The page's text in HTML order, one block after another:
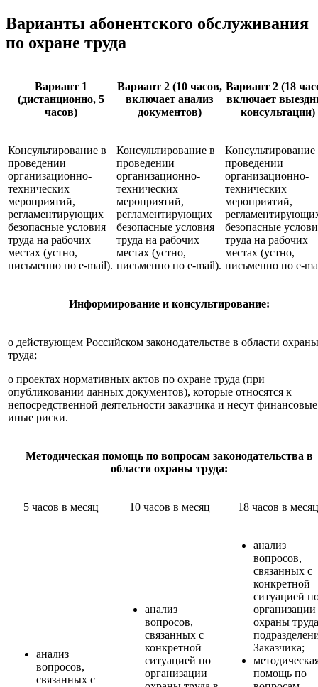
Варианты абонентского обслуживания
по охране труда
Вариант 1
(дистанционно, 5
часов)
Вариант 2 (10 часов,
включает анализ
документов)
Вариант 2 (18
включает
консультации)
Консультирование в
проведении
организационно-
технических
мероприятий,
регламентирующих
безопасные условия
труда на рабочих
местах (устно,
письменно по e-mail).
Консультирование в
проведении
организационно-
технических
мероприятий,
регламентирующих
безопасные условия
труда на рабочих
местах (устно,
письменно по e-mail).
Консультирование
проведении
организационно-
технических
мероприятий,
безопасные
труда на рабочих
местах (устно,
письменно по e-
Информирование и консультирование:
о действующем Российском законодательстве в области охраны
труда;
о проектах нормативных актов по охране труда (при
опубликовании данных документов), которые относятся к
непосредственной деятельности заказчика и несут
иные риски.
Методическая помощь по вопросам законодательства в
области охраны труда:
5 часов в месяц 10 часов в месяц 18 часов в месяц
анализ
вопросов,
связанных с
анализ
вопросов,
связанных с
конкретной
ситуацией по
организации
анализ
вопросов,
связанных с
конкретной
ситуацией
организации
охраны
Заказчика;
помощь по